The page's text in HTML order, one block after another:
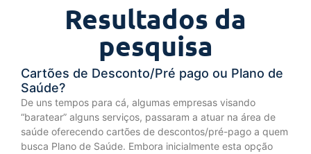
Resultados da
pesquisa
Cartões de Desconto/Pré pago ou Plano de
Saúde?
De uns tempos para cá, algumas empresas visando
“baratear” alguns serviços, passaram a atuar na área de
saúde oferecendo cartões de descontos/pré-pago a quem
busca Plano de Saúde. Embora inicialmente esta opção